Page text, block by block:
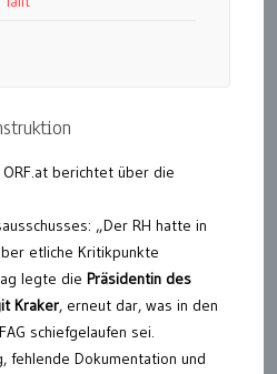
berichtet über die
„Der RH hatte in
etliche Kritikpunkte
legte die Präsidentin des
Kraker, erneut dar, was in den
schiefgelaufen sei.
fehlende Dokumentation und